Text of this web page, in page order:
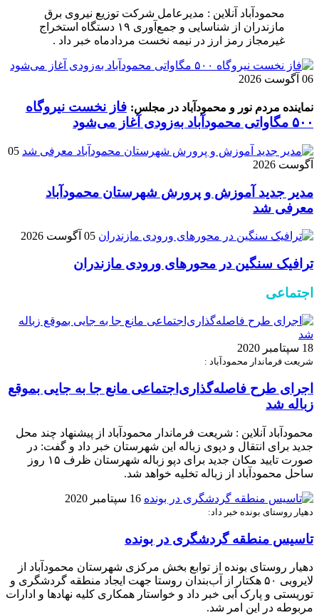
محمودآباد آنلاین : مدیرعامل شرکت توزیع نیروی برق
مازندران از شناسایی و جمع‌آوری ۱۹ دستگاه استخراج
غیرمجاز رمز ارز در نیمه نخست مردادماه خبر داد .
06 آگوست 2026
نماینده مردم نور و محمودآباد در مجلس: فاز نخست نیروگاه
۵۰۰ مگاواتی محمودآباد به‌زودی آغاز می‌شود
05
آگوست 2026
مدیر جدید آموزش و پرورش شهرستان محمودآباد
معرفی شد
05 آگوست 2026
ترافیک سنگین در محور‌های ورودی مازندران
اجتماعی
18 سپتامبر 2020
شریعت فرماندار محمودآباد :
اجرای طرح فاصله‌گذاری‌اجتماعی مانع جا به جایی بموقع
زباله شد
محمودآباد آنلاین : شریعت فرماندار محمودآباد از پیشنهاد چند محل
جدید برای انتقال و دپوی زباله این شهرستان خبر داد و گفت: در
صورت تایید مکان جدید برای دپو زباله شهرستان ظرف ۱۵ روز
ساحل محمودآباد از زباله تخلیه خواهد شد.
16 سپتامبر 2020
دهیار روستای بونده خبر داد:
تاسیس منطقه گردشگری در بونده
دهیار روستای بونده از توابع بخش مرکزی شهرستان محمودآباد از
لایروبی ۵۰ هکتار از آب‌بندان روستا جهت ایجاد منطقه گردشگری و
توریستی و پارک آبی خبر داد و خواستار همکاری کلیه نهادها و ادارات
مربوطه در این امر شد.